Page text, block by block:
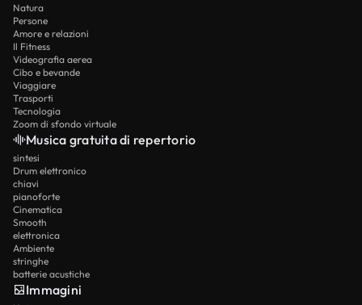
Natura
Persone
Amore e relazioni
Il Fitness
Videografia aerea
Cibo e bevande
Viaggiare
Trasporti
Tecnologia
Zoom di sfondo virtuale
Musica gratuita di repertorio
sintesi
Drum elettronico
chiavi
pianoforte
Cinematica
Smooth
elettronica
Ambiente
stringhe
batterie acustiche
Immagini